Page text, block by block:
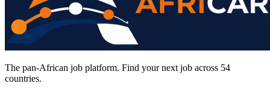
The pan-African job platform. Find your next job across 54
countries.